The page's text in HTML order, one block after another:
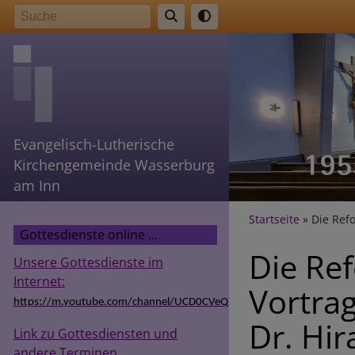
Direkt
zum
Inhalt
Evangelisch-Lutherische
Kirchengemeinde Wasserburg
am Inn
Gottesdienste online ...
Unsere Gottesdienste im
Internet:
https://m.youtube.com/channel/UCD0CVeQZSg9hODT9EIzv24Q
Link zu Gottesdiensten und
Startseite Die
Die
Dr.